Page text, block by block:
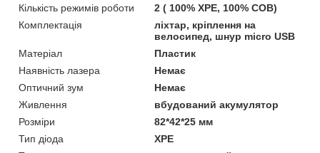
Кількість режимів роботи
2 ( 100% XPE, 100% COB)
Комплектація
ліхтар, кріплення на
велосипед, шнур micro USB
Матеріал
Пластик
Наявність лазера
Немає
Оптичний зум
Немає
Живлення
вбудований акумулятор
Розміри
82*42*25 мм
Тип діода
XPE